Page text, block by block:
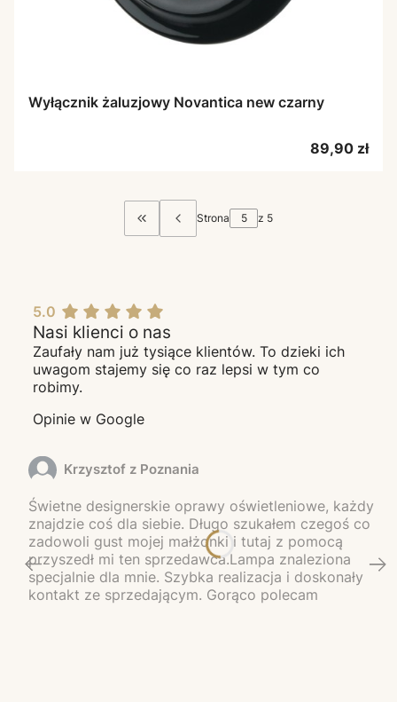
Wyłącznik żaluzjowy Novantica new czarny
Cena
89,90 zł
Wróć do pierwszej strony z produktami
Strona z 5
5.0
Nasi klienci o nas
Zaufały nam już tysiące klientów. To dzieki ich
uwagom stajemy się co raz lepsi w tym co
robimy.
Opinie w Google
Krzysztof z Poznania
Świetne designerskie oprawy oświetleniowe, każdy
znajdzie coś dla siebie. Długo szukałem czegoś co
zadowoli gust mojej małżonki i tutaj z pomocą
przyszedł mi ten sprzedawca.Lampa znaleziona
specjalnie dla mnie. Szybka realizacja i doskonały
kontakt ze sprzedającym. Gorąco polecam